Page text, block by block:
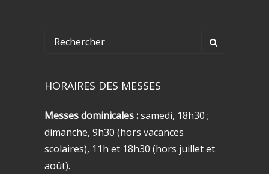
HORAIRES DES MESSES
Messes dominicales :samedi, 18h30 ;
dimanche, 9h30 (hors vacances
scolaires), 11h et 18h30 (hors juillet et
août).